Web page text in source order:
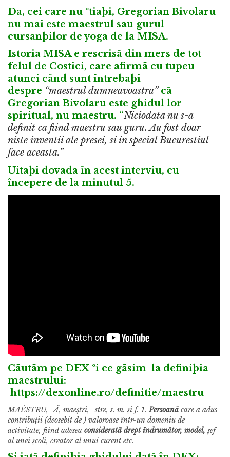
Da, cei care nu ºtiaþi, Gregorian Bivolaru
nu mai este maestrul sau gurul
cursanþilor de yoga de la MISA.
Istoria MISA e rescrisã din mers de tot
felul de Costici, care afirmã cu tupeu
atunci când sunt întrebaþi
despre “maestrul dumneavoastra”cã
Gregorian Bivolaru este ghidul lor
spiritual, nu maestru. “Niciodata nu s-a
definit ca fiind maestru sau guru. Au fost doar
niste inventii ale presei, si in special Bucurestiul
face aceasta.”
Uitaþi dovada în acest interviu, cu
începere de la minutul 5.
Cãutãm pe DEX ºi ce gãsim la definiþia
maestrului:
https://dexonline.ro/definitie/maestru
MAÉSTRU, -Ã, maeștri, -stre, s. m. și f. 1. Persoanãcare a adus
contribuții (deosebit de ) valoroase într-un domeniu de
activitate, fiind adesea consideratã drept îndrumãtor, model, șef
al unei școli, creator al unui curent etc.